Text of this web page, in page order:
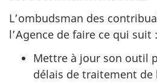
L’ombudsman des
l’Agence de faire ce qui suit :
Mettre à jour son outil
délais de traitement de